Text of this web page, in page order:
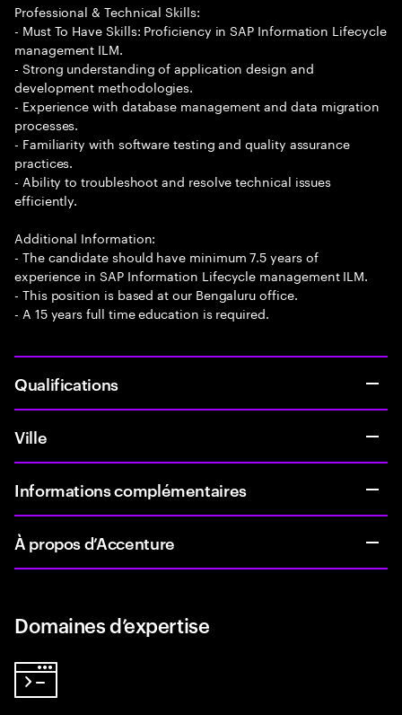
Professional & Technical Skills:
- Must To Have Skills: Proficiency in SAP Information Lifecycle
management ILM.
- Strong understanding of application design and
development methodologies.
- Experience with database management and data migration
processes.
- Familiarity with software testing and quality assurance
practices.
- Ability to troubleshoot and resolve technical issues
efficiently.
Additional Information:
- The candidate should have minimum 7.5 years of
experience in SAP Information Lifecycle management ILM.
- This position is based at our Bengaluru office.
- A 15 years full time education is required.
Qualifications
Ville
Informations complémentaires
À propos d’Accenture
Domaines d’expertise